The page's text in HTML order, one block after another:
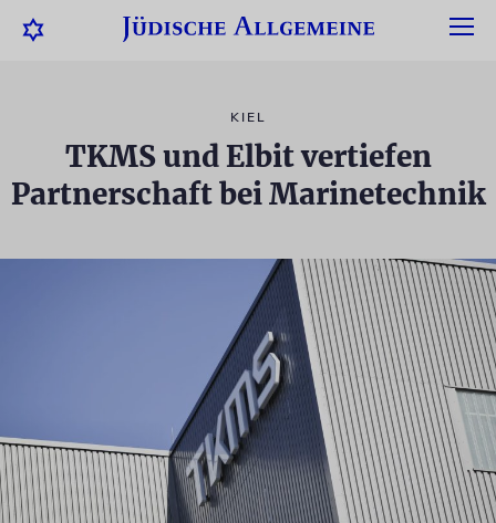
KIEL
TKMS und Elbit vertiefen
Partnerschaft bei Marinetechnik